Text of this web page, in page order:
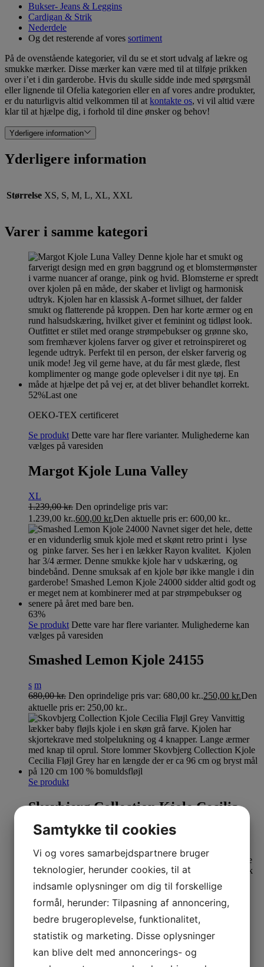
Bukser- Jeans & Leggins
Cardigan & Strik
Nederdele
Og det resterende af vores sortiment
På de ovenstående kategorier, vil du se et stort udvalg af lækre og
smukke mærker. Disse mærker kan være med til at tilføje prikken
over i’et i din garderobe. Hvis du skulle sidde inde med spørgsmål
eller lignende til Ofelia kategorien eller en af vores andre produkter,
er du naturligvis altid velkommen til at kontakte os, vi vil altid være
klar til at hjælpe dig, i forhold til dine ønsker og behov!
Yderligere information
Yderligere information
Størrelse XS, S, M, L, XL, XXL
Varer i samme kategori
52%Last one
OEKO-TEX certificeret
Se produkt Dette vare har flere varianter. Mulighederne kan
vælges på varesiden
Margot Kjole Luna Valley
XL
1.239,00kr. Den oprindelige pris var:
1.239,00 kr..600,00 kr.Den aktuelle pris er: 600,00 kr..
63%
Se produkt Dette vare har flere varianter. Mulighederne kan
vælges på varesiden
Smashed Lemon Kjole 24155
s m
680,00kr. Den oprindelige pris var: 680,00 kr..250,00 kr.Den
aktuelle pris er: 250,00 kr..
Se produkt
Skovbjerg Collection Kjole Cecilia
Fløjl Grey
499,00 kr.
Se produktDette vare har flere varianter. Mulighederne kan
Samtykke til cookies
Vi og vores samarbejdspartnere bruger
teknologier, herunder cookies, til at
indsamle oplysninger om dig til forskellige
formål, herunder: Tilpasning af annoncering,
bedre brugeroplevelse, funktionalitet,
statistik og marketing. Disse oplysninger
kan blive delt med annoncerings- og